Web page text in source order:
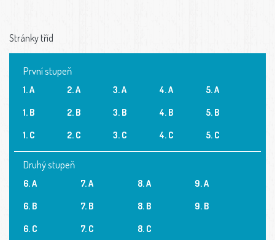
Stránky tříd
První stupeň
1. A
1. B
1. C
2. A
2. B
2. C
3. A
3. B
3. C
4. A
4. B
4. C
5. A
5. B
5. C
Druhý stupeň
6. A
6. B
6. C
7. A
7. B
7. C
8. A
8. B
8. C
9. A
9. B